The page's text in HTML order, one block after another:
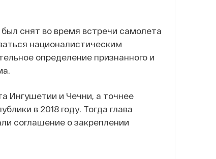
снят во время встречи самолета
националистическим
определение признанного и
Ингушетии и Чечни, а точнее
в 2018 году. Тогда глава
соглашение о закреплении